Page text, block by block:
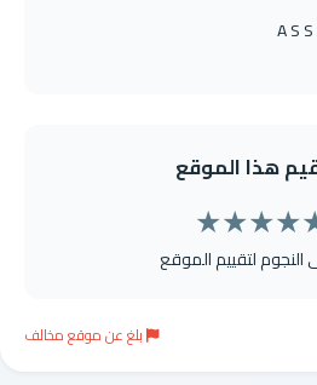
A S
هذا الموقع
★
★
★
★
النجوم لتقييم الموقع
بلغ عن موقع مخالف